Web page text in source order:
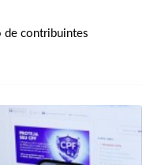
de contribuintes